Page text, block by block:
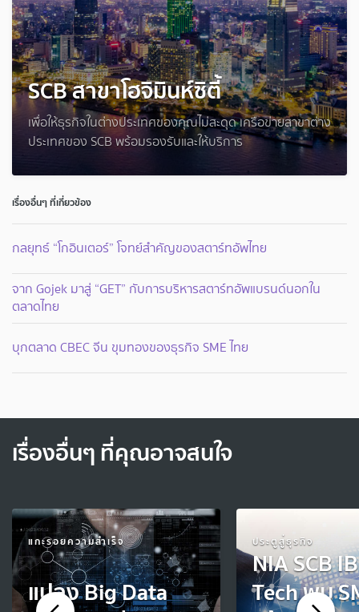
SCB สาขาโฮจิมินห์ซิตี้
เพื่อให้ธุรกิจในต่างประเทศของคุณไม่สะดุด เครือข่ายสาขาต่าง
ประเทศของ SCB พร้อมรองรับและให้บริการ
เรื่องอื่นๆ ที่เกี่ยวข้อง
กลยุทธ์ “โกอินเตอร์” โจทย์สำคัญของสตาร์ทอัพไทย
จาก Gojek มาสู่ “GET” กับการบริหารสตาร์ทอัพแบรนด์นอกใน
ตลาดไทย
บุกตลาด CBEC จีน ขุมทองของธุรกิจ SME ไทย
เรื่องอื่นๆ ที่คุณอาจสนใจ
แกะรอยความสำเร็จ
แปลง Big Data
ประตูสู่ธุรกิจ
NIA SCB
Tech พบ